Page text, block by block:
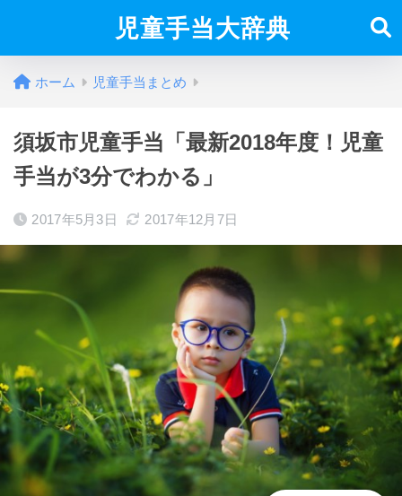
児童手当大辞典
ホーム 児童手当まとめ
須坂市児童手当「最新2018年度！児童
手当が3分でわかる」
2017年5月3日 2017年12月7日